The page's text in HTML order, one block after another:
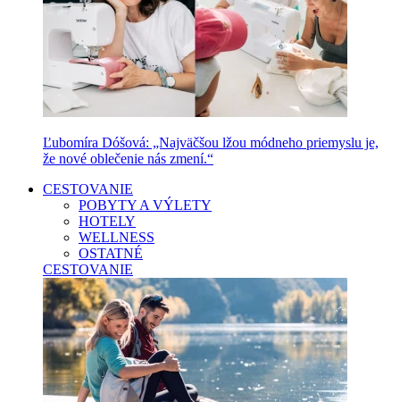
Ľubomíra Dóšová: „Najväčšou lžou módneho priemyslu je,
že nové oblečenie nás zmení.“
CESTOVANIE
POBYTY A VÝLETY
HOTELY
WELLNESS
OSTATNÉ
CESTOVANIE